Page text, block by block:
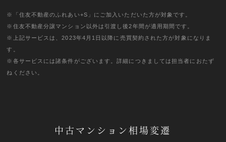
※「住友不動産のふれあい+S」にご加入いただいた方が対象です。
※住友不動産分譲マンション以外は引渡し後2年間が適用期間です。
※上記サービスは、2023年4月1日以降に売買契約された方が対象になりま
す。
※各サービスには諸条件がございます。詳細につきましては担当者におたず
ねください。
中古マンション相場変遷